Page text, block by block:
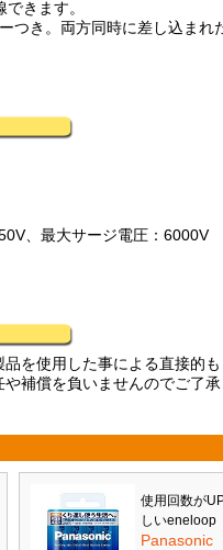
きます。
つき。両方同時に差し込ま
、最大サージ電圧：6000V
品を使用した事による直接的
補償を負いませんのでご了承
使用回数が
しいeneloop